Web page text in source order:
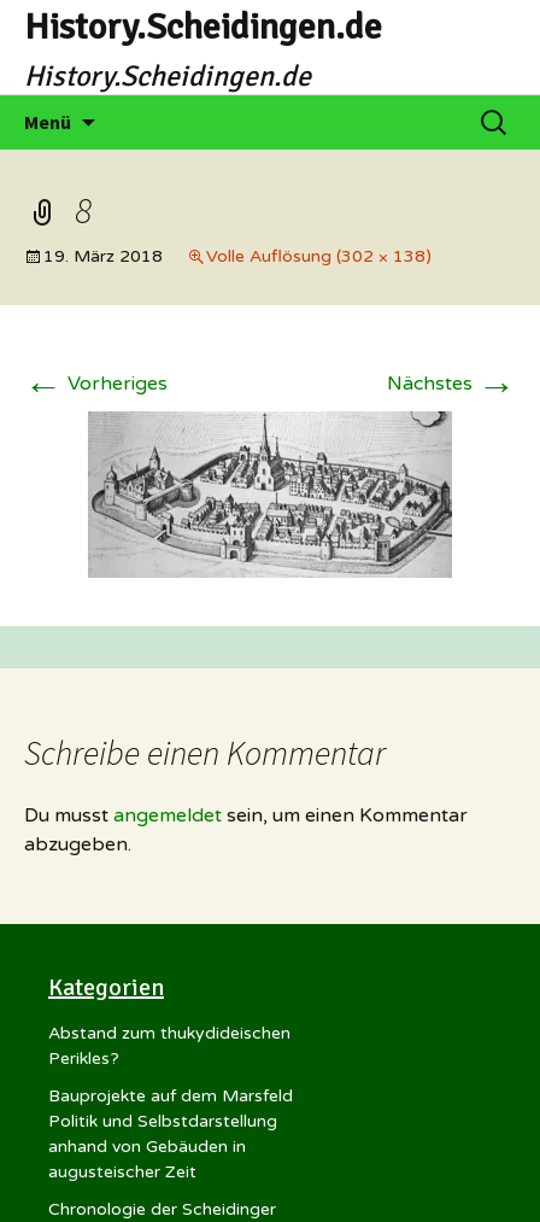
Zum
Inhalt
springen
History.Scheidingen.de
History.Scheidingen.de
Menü
Suchen
nach:
8
19. März 2018 Volle Auflösung (302 × 138)
← Vorheriges Nächstes →
Schreibe einen Kommentar
Du musst angemeldet sein, um einen Kommentar
abzugeben.
Kategorien
Abstand zum thukydideischen
Perikles?
Bauprojekte auf dem Marsfeld
Politik und Selbstdarstellung
anhand von Gebäuden in
augusteischer Zeit
Chronologie der Scheidinger